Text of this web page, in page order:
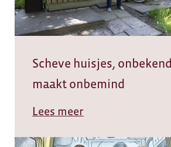
Scheve huisjes, onbekend
maakt onbemind
Lees meer